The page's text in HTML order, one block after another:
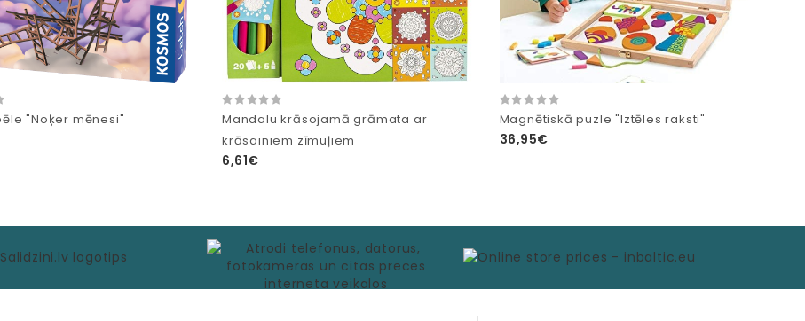
"Noķer mēnesi"
Mandalu krāsojamā grāmata ar
krāsainiem zīmuļiem
6,61€
Magnētiskā puzle "Iztēles raksti"
36,95€